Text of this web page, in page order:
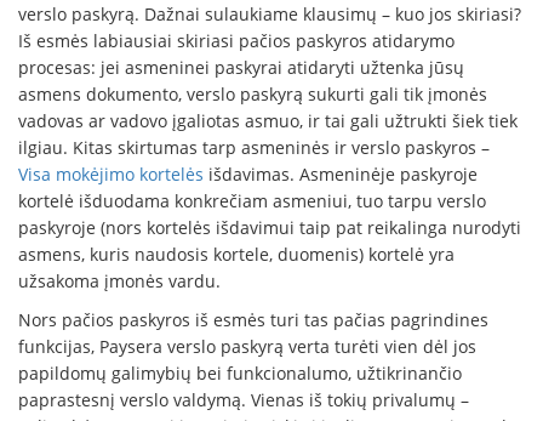
verslo paskyrą. Dažnai sulaukiame klausimų – kuo jos skiriasi?
Iš esmės labiausiai skiriasi pačios paskyros atidarymo
procesas: jei asmeninei paskyrai atidaryti užtenka jūsų
asmens dokumento, verslo paskyrą sukurti gali tik įmonės
vadovas ar vadovo įgaliotas asmuo, ir tai gali užtrukti šiek tiek
ilgiau. Kitas skirtumas tarp asmeninės ir verslo paskyros –
Visa mokėjimo kortelės išdavimas. Asmeninėje paskyroje
kortelė išduodama konkrečiam asmeniui, tuo tarpu verslo
paskyroje (nors kortelės išdavimui taip pat reikalinga nurodyti
asmens, kuris naudosis kortele, duomenis) kortelė yra
užsakoma įmonės vardu.
Nors pačios paskyros iš esmės turi tas pačias pagrindines
funkcijas, Paysera verslo paskyrą verta turėti vien dėl jos
papildomų galimybių bei funkcionalumo, užtikrinančio
paprastesnį verslo valdymą. Vienas iš tokių privalumų –